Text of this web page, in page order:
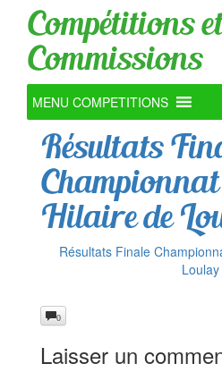
Compétitions et
Commissions
MENU COMPETITIONS
Résultats
Championnat
Hilaire de
Résultats Finale
Loulay
0
Laisser un